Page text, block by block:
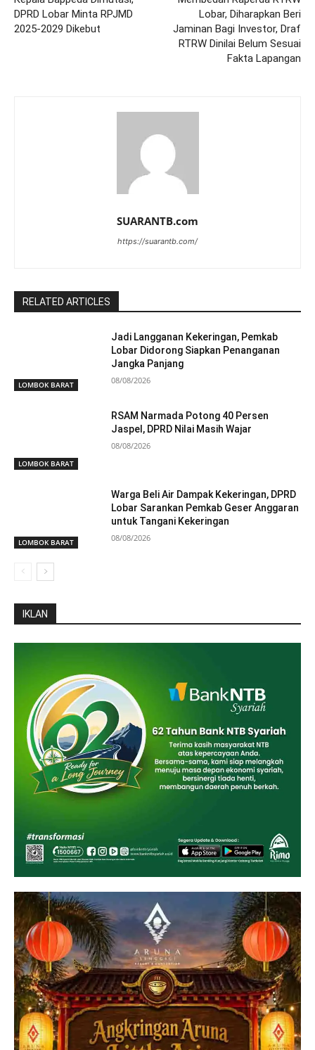
DPRD Lobar Minta RPJMD
2025-2029 Dikebut
Lobar, Diharapkan Beri
Jaminan Bagi Investor, Draf
RTRW Dinilai Belum Sesuai
Fakta Lapangan
SUARANTB.com
https://suarantb.com/
RELATED ARTICLES
LOMBOK BARAT
Jadi Langganan Kekeringan, Pemkab
Lobar Didorong Siapkan Penanganan
Jangka Panjang
08/08/2026
LOMBOK BARAT
RSAM Narmada Potong 40 Persen
Jaspel, DPRD Nilai Masih Wajar
08/08/2026
LOMBOK BARAT
Warga Beli Air Dampak Kekeringan, DPRD
Lobar Sarankan Pemkab Geser Anggaran
untuk Tangani Kekeringan
08/08/2026
IKLAN